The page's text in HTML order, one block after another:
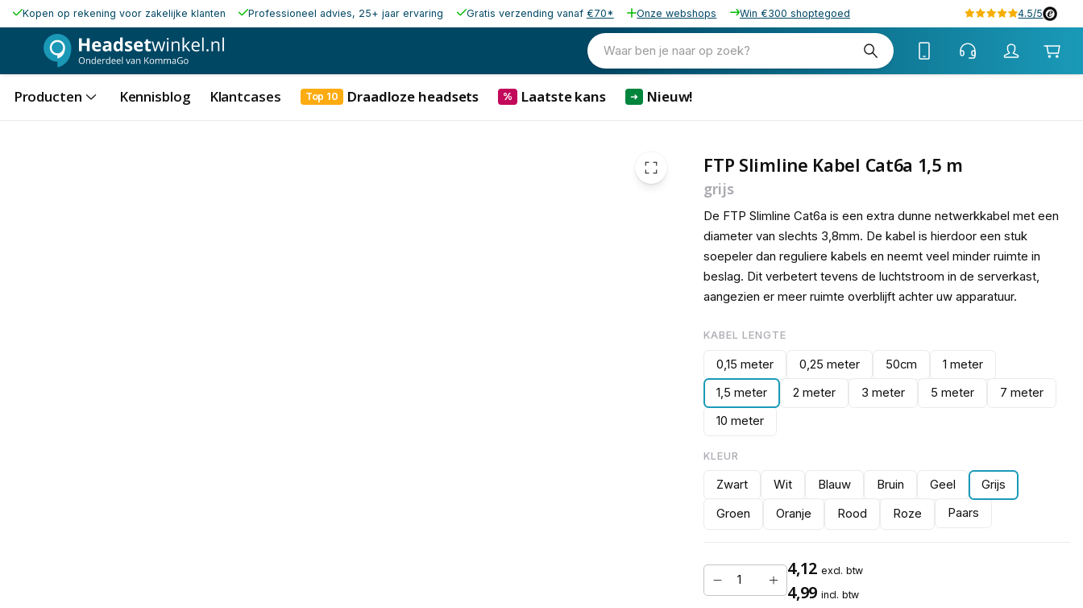
Kopen op rekening voor zakelijke klanten Professioneel advies, 25+ jaar ervaring Gratis verzending vanaf €70* Onze webshops Win €300 shoptegoed 4.5/5
Waar ben je naar op zoek?
Producten Kennisblog Klantcases Top 10 Draadloze headsets % Laatste kans ➜ Nieuw!
FTP Slimline Kabel Cat6a 1,5 m
grijs
De FTP Slimline Cat6a is een extra dunne netwerkkabel met een
diameter van slechts 3,8mm. De kabel is hierdoor een stuk
soepeler dan reguliere kabels en neemt veel minder ruimte in
beslag. Dit verbetert tevens de luchtstroom in de serverkast,
aangezien er meer ruimte overblijft achter uw apparatuur.
KABEL LENGTE
0,15 meter 0,25 meter 50cm
1 meter
1,5 meter
2 meter 3 meter 5 meter
7 meter
10 meter
KLEUR
Zwart Wit Blauw Bruin Geel
Grijs
Groen
Oranje Rood Roze Paars
4,12 excl. btw
4,99 incl. btw
€ 2,98